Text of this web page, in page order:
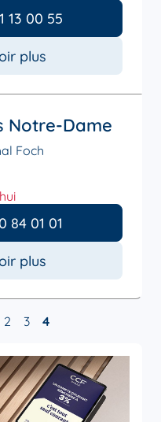
13 00 55
plus
Notre-Dame
Foch
84 01 01
plus
2 3 4